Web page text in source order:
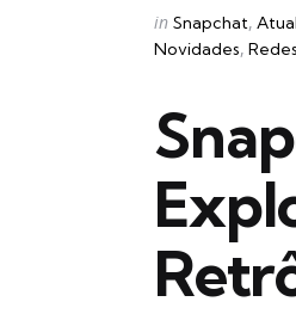
Categories
Posted
in
in Snapchat
Novidades